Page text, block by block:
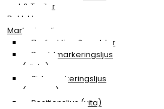
& Trailer
Baklyktor
Markeringsljus
Flerfunktion & snablar
Breddmarkeringsljus
(röda)
Sidomarkeringsljus
(orange)
Positionsljus (vita)